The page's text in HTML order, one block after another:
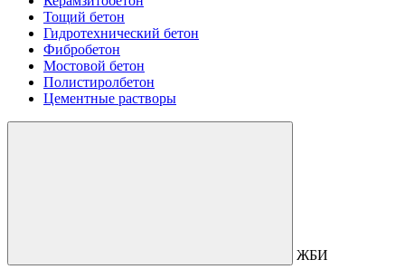
Тощий бетон
Гидротехнический бетон
Фибробетон
Мостовой бетон
Полистиролбетон
Цементные растворы
ЖБИ